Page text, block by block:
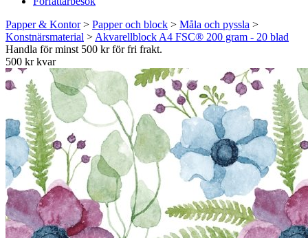
Papper & Kontor> Papper och block > Måla och pyssla >
Konstnärsmaterial > Akvarellblock A4 FSC® 200 gram - 20 blad
Handla för minst 500 kr för fri frakt.
500 kr kvar